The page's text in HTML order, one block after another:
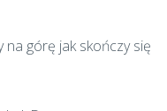
na górę jak skończy się